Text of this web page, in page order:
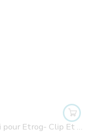
Etui pour Etrog- Clip Et Poignée